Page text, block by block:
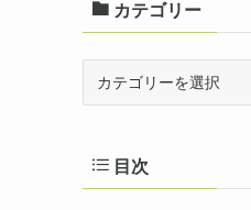
ブ
カテゴリー
リ
ー
目次